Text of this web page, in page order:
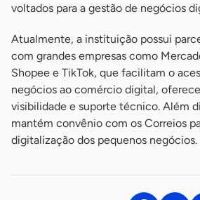
voltados para a gestão de negócios
Atualmente, a instituição possui
com grandes empresas como
Shopee e TikTok, que facilitam o
negócios ao comércio digital,
visibilidade e suporte técnico. Além
mantém convênio com os Correios
digitalização dos pequenos negócios.